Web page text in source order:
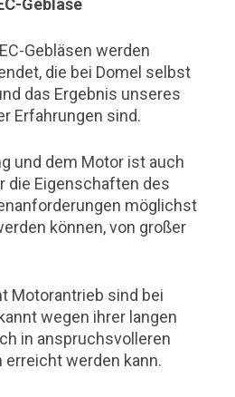
Gebläsen werden
die bei Domel selbst
das Ergebnis unseres
Erfahrungen sind.
und dem Motor ist auch
die Eigenschaften des
möglichst
können, von großer
Motorantrieb sind bei
wegen ihrer langen
in anspruchsvolleren
werden kann.